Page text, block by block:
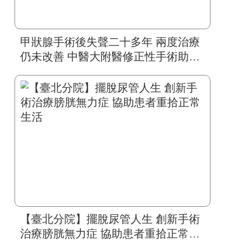
甲狀腺手術後失聲二十多年 兩度治療
仍未改善 中醫大附醫修正性手術助四
【臺北分院】擺脫尿管人生 創新手術
治療膀胱無力症 協助患者重拾正常生